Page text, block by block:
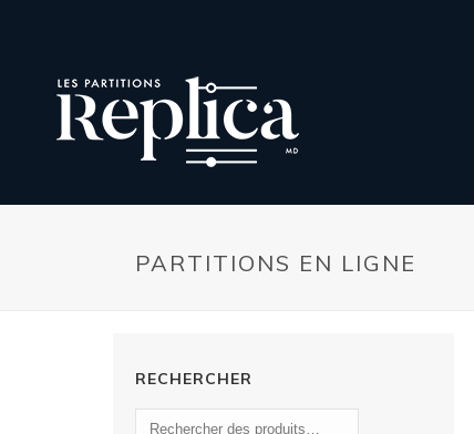
PARTITIONS EN LIGNE
RECHERCHER